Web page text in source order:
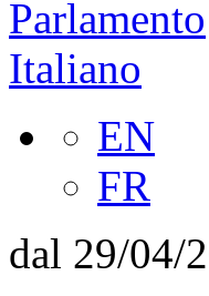
EN
FR
dal 29/04/